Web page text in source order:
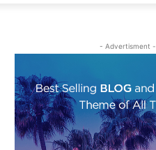
- Advertisment -